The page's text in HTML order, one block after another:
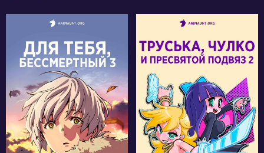
35131
181 95
41033
56 31